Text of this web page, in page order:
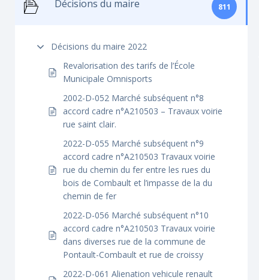
Décisions du maire 811
Décisions du maire 2022
Revalorisation des tarifs de l’École
Municipale Omnisports
2002-D-052 Marché subséquent n°8
accord cadre n°A210503 – Travaux voirie
rue saint clair.
2022-D-055 Marché subséquent n°9
accord cadre n°A210503 Travaux voirie
rue du chemin du fer entre les rues du
bois de Combault et l’impasse de la du
chemin de fer
2022-D-056 Marché subséquent n°10
accord cadre n°A210503 Travaux voirie
dans diverses rue de la commune de
Pontault-Combault et rue de croissy
2022-D-061 Alienation vehicule renault